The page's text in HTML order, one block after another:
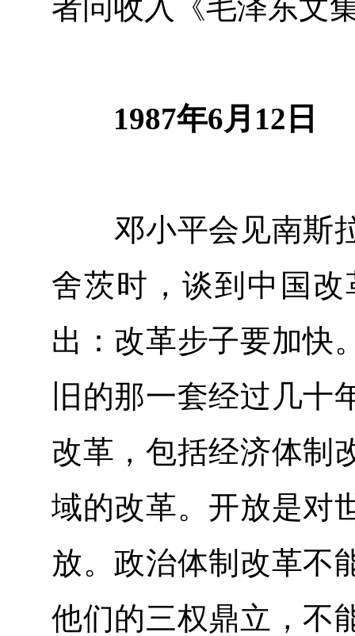
者问收入《毛泽东文
1987年6月12日
邓小平会见南斯拉
舍茨时，谈到中国
出：改革步子要加快
旧的那一套经过几
改革，包括经济体制
域的改革。开放是对
放。政治体制改革不
他们的三权鼎立，不